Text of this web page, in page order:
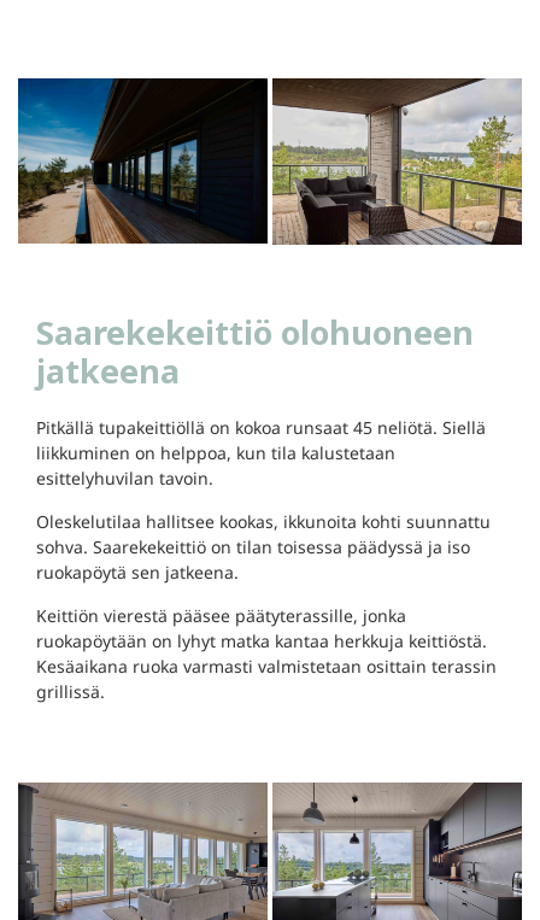
Saarekekeittiö olohuoneen
jatkeena
Pitkällä tupakeittiöllä on kokoa runsaat 45 neliötä. Siellä
liikkuminen on helppoa, kun tila kalustetaan
esittelyhuvilan tavoin.
Oleskelutilaa hallitsee kookas, ikkunoita kohti suunnattu
sohva. Saarekekeittiö on tilan toisessa päädyssä ja iso
ruokapöytä sen jatkeena.
Keittiön vierestä pääsee päätyterassille, jonka
ruokapöytään on lyhyt matka kantaa herkkuja keittiöstä.
Kesäaikana ruoka varmasti valmistetaan osittain terassin
grillissä.